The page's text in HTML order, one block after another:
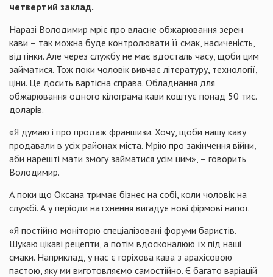
четвертий заклад.
Наразі Володимир мріє про власне обжарювання зерен
кави – так можна буде контролювати її смак, насиченість,
відтінки. Але через службу не має вдосталь часу, щоби цим
займатися. Тож поки чоловік вивчає літературу, технології,
ціни. Це досить вартісна справа. Обладнання для
обжарювання одного кілограма кави коштує понад 50 тис.
доларів.
«Я думаю і про продаж франшизи. Хочу, щоби нашу каву
продавали в усіх районах міста. Мрію про закінчення війни,
аби нарешті мати змогу займатися усім цим», – говорить
Володимир.
А поки що Оксана тримає бізнес на собі, коли чоловік на
службі. А у періоди натхнення вигадує нові фірмові напої.
«Я постійно моніторю спеціалізовані форуми баристів.
Шукаю цікаві рецепти, а потім вдосконалюю їх під наші
смаки. Наприклад, у нас є горіхова кава з арахісовою
пастою, яку ми виготовляємо самостійно. Є багато варіацій